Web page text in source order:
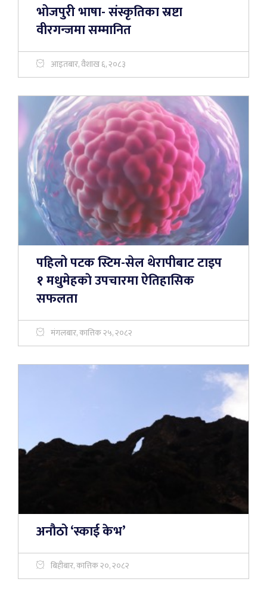
भोजपुरी भाषा- संस्कृतिका स्रष्टा
वीरगन्जमा सम्मानित
आइतबार, वैशाख ६, २०८३
पहिलो पटक स्टिम-सेल थेरापीबाट टाइप
१ मधुमेहकाे उपचारमा ऐतिहासिक
सफलता
मंगलबार, कात्तिक २५, २०८२
अनौठो ‘स्काई केभ’
बिहीबार, कात्तिक २०, २०८२